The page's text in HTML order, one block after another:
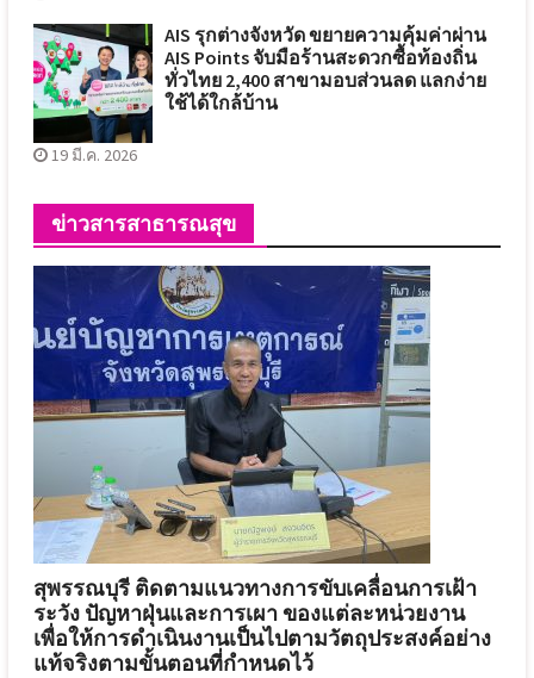
AIS รุกต่างจังหวัด ขยายความคุ้มค่าผ่าน
AIS Points จับมือร้านสะดวกซื้อท้องถิ่น
ทั่วไทย 2,400 สาขามอบส่วนลด แลกง่าย
ใช้ได้ใกล้บ้าน
19 มี.ค. 2026
ข่าวสารสาธารณสุข
สุพรรณบุรี ติดตามแนวทางการขับเคลื่อนการเฝ้า
ระวัง ปัญหาฝุ่นและการเผา ของแต่ละหน่วยงาน
เพื่อให้การดำเนินงานเป็นไปตามวัตถุประสงค์อย่าง
แท้จริงตามขั้นตอนที่กำหนดไว้